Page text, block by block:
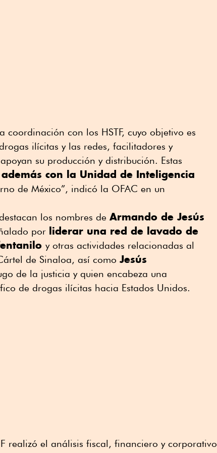
coordinación con los HSTF, cuyo objetivo es
ilícitas y las redes, facilitadores y
su producción y distribución. Estas
con la Unidad de Inteligencia
de México”, indicó la OFAC en un
los nombres de Armando de Jesús
por liderar una red de lavado de
y otras actividades relacionadas al
de Sinaloa, así como Jesús
de la justicia y quien encabeza una
de drogas ilícitas hacia Estados Unidos.
realizó el análisis fiscal, financiero y corporativo